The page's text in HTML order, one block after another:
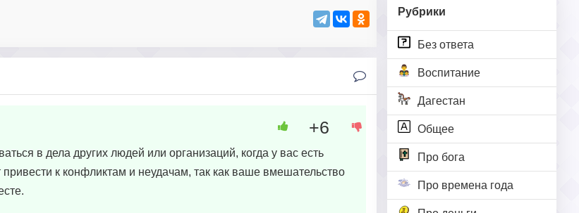
Рубрики
Без ответа
Воспитание
Дагестан
Общее
Про бога
Про времена года
в дела других людей или организаций, когда у вас есть
к конфликтам и неудачам, так как ваше вмешательство
+6